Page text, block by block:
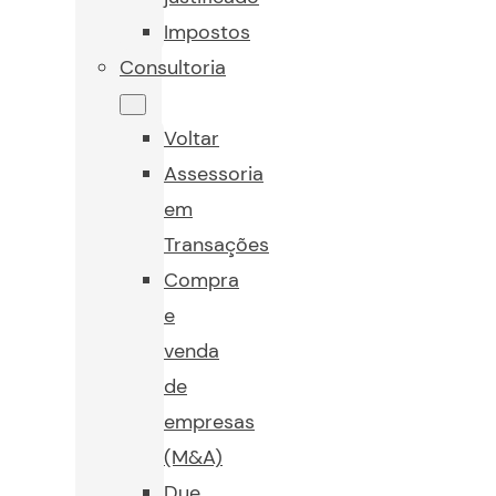
Impostos
Consultoria
Voltar
Assessoria
em
Transações
Compra
e
venda
de
empresas
(M&A)